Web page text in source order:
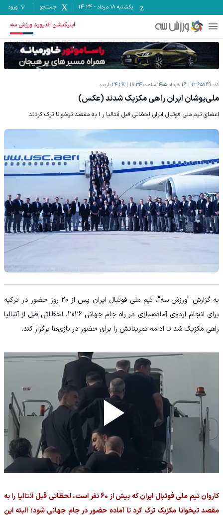
یکشنبه ۱۸ مرداد -
14:24 جستجو ورود
اپلیکیشن اندروید ورزش سه
کد: 2365769 16 خرداد 1405 ساعت 18:34 24.2K بازدید
ملی‌پوشان ایران راهی مکزیک شدند (عکس)
اعضای تیم ملی فوتبال ایران لحظاتی قبل آنتالیا ر ا به مقصد تیخوانا ترک کردند.
به گزارش "ورزش سه"، تیم ملی فوتبال ایران پس از 20 روز حضور در ترکیه
برای انجام اردوی آماده‌سازی در راه جام جهانی 2026، لحظاتی قبل از آنتالیا
راهی مکزیک شد تا ادامه تمریناتش را برای حضور در بازی‌ها برگزار کند.
کاروان تیم ملی فوتبال ایران که بیش از 60 نفر است، لحظاتی قبل آنتالیا را به
مقصد تیخوانا مکزیک ترک کرد تا آماده حضور در جام جهانی شود؛ البته این